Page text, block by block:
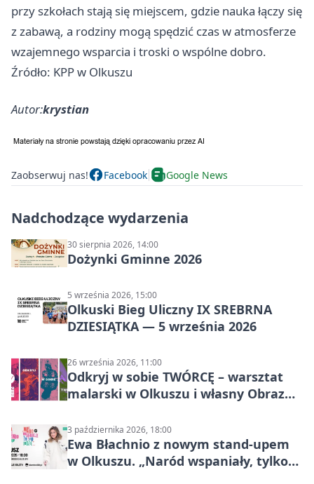
przy szkołach stają się miejscem, gdzie nauka łączy się
z zabawą, a rodziny mogą spędzić czas w atmosferze
wzajemnego wsparcia i troski o wspólne dobro.
Źródło: KPP w Olkuszu
Autor:krystian
Zaobserwuj nas! Facebook Google News
Nadchodzące wydarzenia
30 sierpnia 2026, 14:00
Dożynki Gminne 2026
5 września 2026, 15:00
Olkuski Bieg Uliczny IX SREBRNA
DZIESIĄTKA — 5 września 2026
26 września 2026, 11:00
Odkryj w sobie TWÓRCĘ – warsztat
malarski w Olkuszu i własny Obraz
3 października 2026, 18:00
Ewa Błachnio z nowym stand-upem
w Olkuszu. „Naród wspaniały, tylko